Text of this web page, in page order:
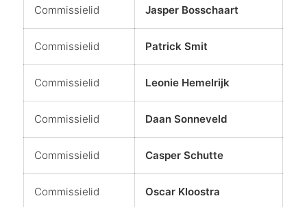
Commissielid Jasper Bosschaart
Commissielid Patrick Smit
Commissielid Leonie Hemelrijk
Commissielid Daan Sonneveld
Commissielid Casper Schutte
Commissielid Oscar Kloostra